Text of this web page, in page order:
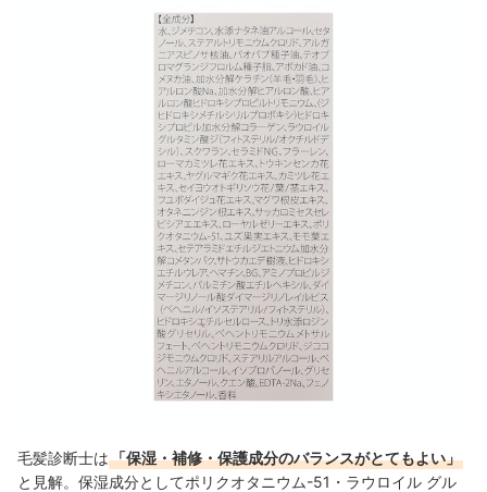
毛髪診断士は「保湿・補修・保護成分のバランスがとてもよい」
と見解。 保湿成分としてポリクオタニウム-51・ ラウロイル グル